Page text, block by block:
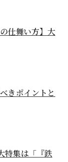
仕舞い方】大
きポイントと
特集は「『鉄